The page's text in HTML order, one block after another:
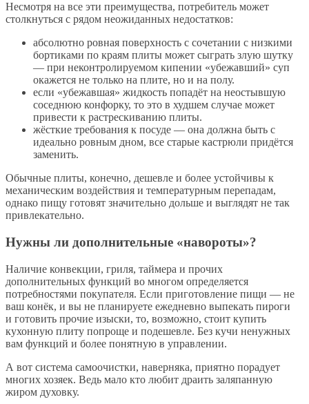
Несмотря на все эти преимущества, потребитель может
столкнуться с рядом неожиданных недостатков:
абсолютно ровная поверхность с сочетании с низкими
бортиками по краям плиты может сыграть злую шутку
— при неконтролируемом кипении «убежавший» суп
окажется не только на плите, но и на полу.
если «убежавшая» жидкость попадёт на неостывшую
соседнюю конфорку, то это в худшем случае может
привести к растрескиванию плиты.
жёсткие требования к посуде — она должна быть с
идеально ровным дном, все старые кастрюли придётся
заменить.
Обычные плиты, конечно, дешевле и более устойчивы к
механическим воздействия и температурным перепадам,
однако пищу готовят значительно дольше и выглядят не так
привлекательно.
Нужны ли дополнительные «навороты»?
Наличие конвекции, гриля, таймера и прочих
дополнительных функций во многом определяется
потребностями покупателя. Если приготовление пищи — не
ваш конёк, и вы не планируете ежедневно выпекать пироги
и готовить прочие изыски, то, возможно, стоит купить
кухонную плиту попроще и подешевле. Без кучи ненужных
вам функций и более понятную в управлении.
А вот система самоочистки, наверняка, приятно порадует
многих хозяек. Ведь мало кто любит драить заляпанную
жиром духовку.